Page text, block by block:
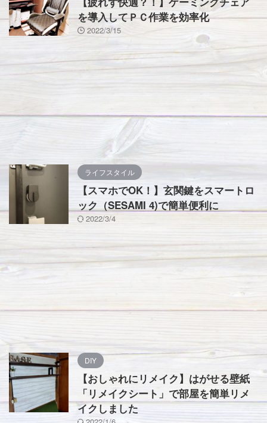
を導入してＰＣ作業を効率化
2022/3/15
ライフスタイル
【スマホでOK！】玄関鍵をスマートロ
ック（SESAMI 4)で簡単便利に
2022/3/4
DIY
【おしゃれにリメイク】はがせる壁紙
「リメイクシート」で部屋を簡単リメ
イクしました